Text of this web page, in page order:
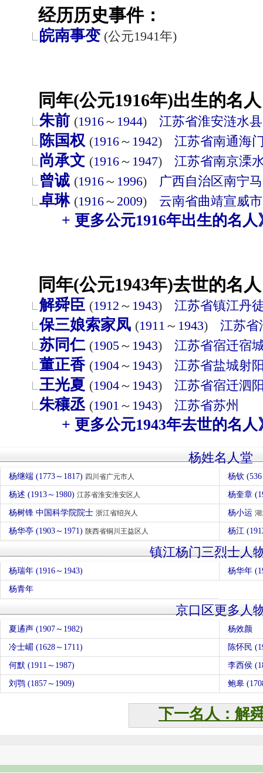
经历历史事件：
皖南事变 (公元1941年)
同年(公元1916年)出生的名
朱前 (1916～ 1944) 江苏省淮安涟水县
陈国权 (1916～ 1942) 江苏省南通海
尚承文 (1916～ 1947) 江苏省南京溧
曾诚 (1916～ 1996) 广西自治区南宁
卓琳 (1916～ 2009) 云南省曲靖宣威市
+ 更多公元1916年出生的名人
同年(公元1943年)去世的名
解舜臣 (1912 ～ 1943) 江苏省镇江丹
保三娘索家凤 (1911 ～ 1943) 江苏省
苏同仁 (1905～ 1943) 江苏省宿迁宿
董正香 (1904～ 1943) 江苏省盐城射
王光夏 (1904～ 1943) 江苏省宿迁泗
朱穰丞 (1901 ～ 1943) 江苏省苏州
+ 更多公元1943年去世的名人
杨姓名人堂
杨继端 (1773～1817) 四川省广元市人 杨钦
杨述 (1913～1980) 江苏省淮安淮安区人 杨奎章
杨树锋 中国科学院院士 浙江省绍兴人 杨小运
杨华亭 (1903～1971) 陕西省铜川王益区人 杨江
镇江杨门三烈士人
杨瑞年 (1916～1943) 杨华年
杨青年
京口区更多人
夏遹声 (1907～1982) 杨效颜
冷士嵋 (1628～1711) 陈怀民
何默 (1911～1987) 李西侯
刘鹗 (1857～1909) 鲍皋
下一名人：解